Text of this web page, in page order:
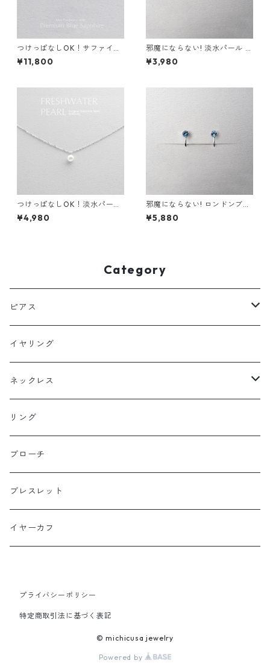
つけっぱなしOK！サファイア
一粒ネックレス AAA 金属アレ
ルギー サージカルステンレス
¥11,800
邪魔にならない! 淡水パール イ
ヤリング 金属アレルギー サー
ジカルステンレス スキンジュ
¥3,980
つけっぱなしOK！淡水パール
一粒ネックレス サージカルス
テンレス 金属アレルギー 真珠
¥4,980
邪魔にならない! ロンドンブル
ートパーズ イヤリング 宝石質
AAA サージカルステンレス 金
¥5,880
Category
ピアス
フックピアス
スタッドピアス
ニュースタイル
イヤリング
ネックレス
ラージサイズ
ミドルサイズ
プチサイズ
横長タイプ
リング
ブローチ
ブレスレット
イヤーカフ
プライバシーポリシー
特定商取引法に基づく表記
© michicusa jewelry
Powered by